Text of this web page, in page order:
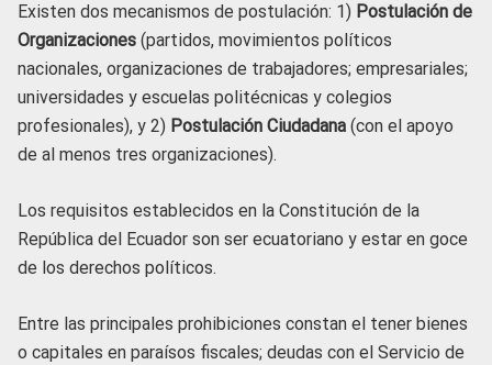
Existen dos mecanismos de postulación: 1) Postulación de
Organizaciones (partidos, movimientos políticos
nacionales, organizaciones de trabajadores; empresariales;
universidades y escuelas politécnicas y colegios
profesionales), y 2) Postulación Ciudadana (con el apoyo
de al menos tres organizaciones).
Los requisitos establecidos en la Constitución de la
República del Ecuador son ser ecuatoriano y estar en goce
de los derechos políticos.
Entre las principales prohibiciones constan el tener bienes
o capitales en paraísos fiscales; deudas con el Servicio de